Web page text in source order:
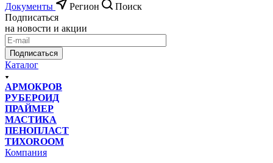
Документы
Регион
Поиск
Подписаться
на новости и акции
Подписаться
Каталог
АРМОКРОВ
РУБЕРОИД
ПРАЙМЕР
МАСТИКА
ПЕНОПЛАСТ
ТИХОROOM
Компания